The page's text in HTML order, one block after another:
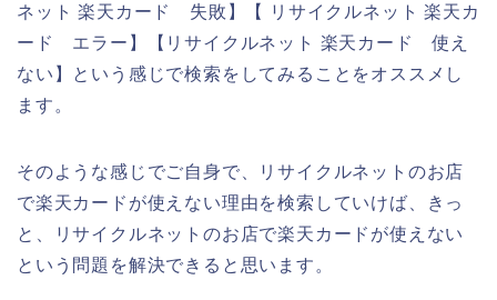
ネット 楽天カード 失敗】【 リサイクルネット 楽天カ
ード エラー】【リサイクルネット 楽天カード 使え
ない】という感じで検索をしてみることをオススメし
ます。
そのような感じでご自身で、リサイクルネットのお店
で楽天カードが使えない理由を検索していけば、きっ
と、リサイクルネットのお店で楽天カードが使えない
という問題を解決できると思います。